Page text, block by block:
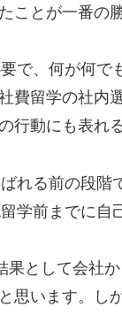
ことが一番の
で、何が何
費留学の社内
行動にも表れ
れる前の段階
留学前までに自
果として会社
思います。し